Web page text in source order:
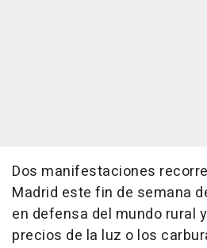
Dos manifestaciones
Madrid este fin de semana
en defensa del mundo rural
precios de la luz o los